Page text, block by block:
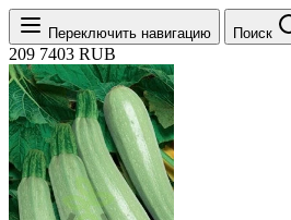
Переключить навигацию Поиск
209 7403 RUB